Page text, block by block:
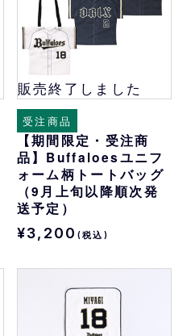
販売終了しました
受注商品
【期間限定・受注商
品】Buffaloesユニフ
ォーム柄トートバッグ
（9月上旬以降順次発
送予定）
¥3,200 (税込)